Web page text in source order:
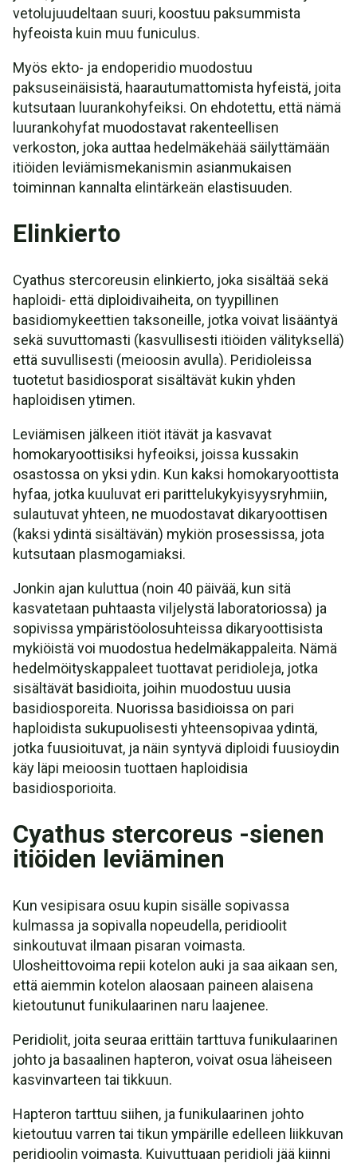
vetolujuudeltaan suuri, koostuu paksummista
hyfeoista kuin muu funiculus.
Myös ekto- ja endoperidio muodostuu
paksuseinäisistä, haarautumattomista hyfeistä, joita
kutsutaan luurankohyfeiksi. On ehdotettu, että nämä
luurankohyfat muodostavat rakenteellisen
verkoston, joka auttaa hedelmäkehää säilyttämään
itiöiden leviämismekanismin asianmukaisen
toiminnan kannalta elintärkeän elastisuuden.
Elinkierto
Cyathus stercoreusin elinkierto, joka sisältää sekä
haploidi- että diploidivaiheita, on tyypillinen
basidiomykeettien taksoneille, jotka voivat lisääntyä
sekä suvuttomasti (kasvullisesti itiöiden välityksellä)
että suvullisesti (meioosin avulla). Peridioleissa
tuotetut basidiosporat sisältävät kukin yhden
haploidisen ytimen.
Leviämisen jälkeen itiöt itävät ja kasvavat
homokaryoottisiksi hyfeoiksi, joissa kussakin
osastossa on yksi ydin. Kun kaksi homokaryoottista
hyfaa, jotka kuuluvat eri parittelukykyisyysryhmiin,
sulautuvat yhteen, ne muodostavat dikaryoottisen
(kaksi ydintä sisältävän) mykiön prosessissa, jota
kutsutaan plasmogamiaksi.
Jonkin ajan kuluttua (noin 40 päivää, kun sitä
kasvatetaan puhtaasta viljelystä laboratoriossa) ja
sopivissa ympäristöolosuhteissa dikaryoottisista
mykiöistä voi muodostua hedelmäkappaleita. Nämä
hedelmöityskappaleet tuottavat peridioleja, jotka
sisältävät basidioita, joihin muodostuu uusia
basidiosporeita. Nuorissa basidioissa on pari
haploidista sukupuolisesti yhteensopivaa ydintä,
jotka fuusioituvat, ja näin syntyvä diploidi fuusioydin
käy läpi meioosin tuottaen haploidisia
basidiosporioita.
Cyathus stercoreus -sienen
itiöiden leviäminen
Kun vesipisara osuu kupin sisälle sopivassa
kulmassa ja sopivalla nopeudella, peridioolit
sinkoutuvat ilmaan pisaran voimasta.
Ulosheittovoima repii kotelon auki ja saa aikaan sen,
että aiemmin kotelon alaosaan paineen alaisena
kietoutunut funikulaarinen naru laajenee.
Peridiolit, joita seuraa erittäin tarttuva funikulaarinen
johto ja basaalinen hapteron, voivat osua läheiseen
kasvinvarteen tai tikkuun.
Hapteron tarttuu siihen, ja funikulaarinen johto
kietoutuu varren tai tikun ympärille edelleen liikkuvan
peridioolin voimasta. Kuivuttuaan peridioli jää kiinni